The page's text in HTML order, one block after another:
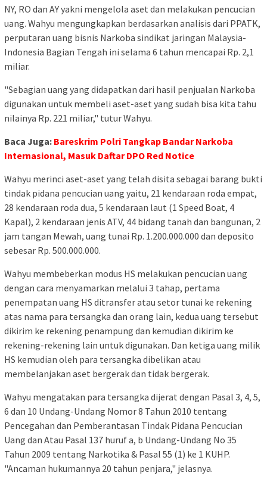
NY, RO dan AY yakni mengelola aset dan melakukan pencucian
uang. Wahyu mengungkapkan berdasarkan analisis dari PPATK,
perputaran uang bisnis Narkoba sindikat jaringan Malaysia-
Indonesia Bagian Tengah ini selama 6 tahun mencapai Rp. 2,1
miliar.
"Sebagian uang yang didapatkan dari hasil penjualan Narkoba
digunakan untuk membeli aset-aset yang sudah bisa kita tahu
nilainya Rp. 221 miliar," tutur Wahyu.
Baca Juga: Bareskrim Polri Tangkap Bandar Narkoba
Internasional, Masuk Daftar DPO Red Notice
Wahyu merinci aset-aset yang telah disita sebagai barang bukti
tindak pidana pencucian uang yaitu, 21 kendaraan roda empat,
28 kendaraan roda dua, 5 kendaraan laut (1 Speed Boat, 4
Kapal), 2 kendaraan jenis ATV, 44 bidang tanah dan bangunan, 2
jam tangan Mewah, uang tunai Rp. 1.200.000.000 dan deposito
sebesar Rp. 500.000.000.
Wahyu membeberkan modus HS melakukan pencucian uang
dengan cara menyamarkan melalui 3 tahap, pertama
penempatan uang HS ditransfer atau setor tunai ke rekening
atas nama para tersangka dan orang lain, kedua uang tersebut
dikirim ke rekening penampung dan kemudian dikirim ke
rekening-rekening lain untuk digunakan. Dan ketiga uang milik
HS kemudian oleh para tersangka dibelikan atau
membelanjakan aset bergerak dan tidak bergerak.
Wahyu mengatakan para tersangka dijerat dengan Pasal 3, 4, 5,
6 dan 10 Undang-Undang Nomor 8 Tahun 2010 tentang
Pencegahan dan Pemberantasan Tindak Pidana Pencucian
Uang dan Atau Pasal 137 huruf a, b Undang-Undang No 35
Tahun 2009 tentang Narkotika & Pasal 55 (1) ke 1 KUHP.
"Ancaman hukumannya 20 tahun penjara," jelasnya.